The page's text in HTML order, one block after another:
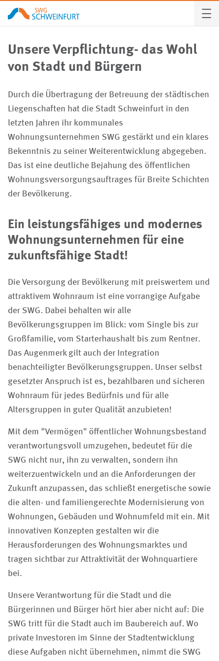
Unsere Verpflichtung- das Wohl
von Stadt und Bürgern
Durch die Übertragung der Betreuung der städtischen
Liegenschaften hat die Stadt Schweinfurt in den
letzten Jahren ihr kommunales
Wohnungsunternehmen SWG gestärkt und ein klares
Bekenntnis zu seiner Weiterentwicklung abgegeben.
Das ist eine deutliche Bejahung des öffentlichen
Wohnungsversorgungsauftrages für Breite Schichten
der Bevölkerung.
Ein leistungsfähiges und modernes
Wohnungsunternehmen für eine
zukunftsfähige Stadt!
Die Versorgung der Bevölkerung mit preiswertem und
attraktivem Wohnraum ist eine vorrangige Aufgabe
der SWG. Dabei behalten wir alle
Bevölkerungsgruppen im Blick: vom Single bis zur
Großfamilie, vom Starterhaushalt bis zum Rentner.
Das Augenmerk gilt auch der Integration
benachteiligter Bevölkerungsgruppen. Unser selbst
gesetzter Anspruch ist es, bezahlbaren und sicheren
Wohnraum für jedes Bedürfnis und für alle
Altersgruppen in guter Qualität anzubieten!
Mit dem "Vermögen" öffentlicher Wohnungsbestand
verantwortungsvoll umzugehen, bedeutet für die
SWG nicht nur, ihn zu verwalten, sondern ihn
weiterzuentwickeln und an die Anforderungen der
Zukunft anzupassen, das schließt energetische sowie
die alten- und familiengerechte Modernisierung von
Wohnungen, Gebäuden und Wohnumfeld mit ein. Mit
innovativen Konzepten gestalten wir die
Herausforderungen des Wohnungsmarktes und
tragen sichtbar zur Attraktivität der Wohnquartiere
bei.
Unsere Verantwortung für die Stadt und die
Bürgerinnen und Bürger hört hier aber nicht auf: Die
SWG tritt für die Stadt auch im Baubereich auf. Wo
private Investoren im Sinne der Stadtentwicklung
diese Aufgaben nicht übernehmen, nimmt die SWG
Aktuelles
Karriere
Partner